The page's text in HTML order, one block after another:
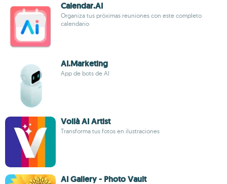
Calendar.AI
Organiza tus próximas reuniones con este completo
calendario
AI.Marketing
App de bots de AI
Voilà AI Artist
Transforma tus fotos en ilustraciones
AI Gallery - Photo Vault